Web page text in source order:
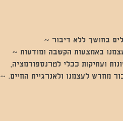
בחושך ללא דיבור ~
באמצעות הקשבה ומודעות ~
ועתיקות ככלי לטרנספורמציה,
מחדש לעצמנו ולאנרגיית החיים. ~